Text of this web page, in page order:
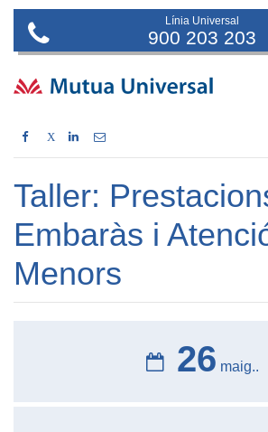
Línia Universal
900 203 203
X
Taller:
Embaràs i
Menors
26 maig..